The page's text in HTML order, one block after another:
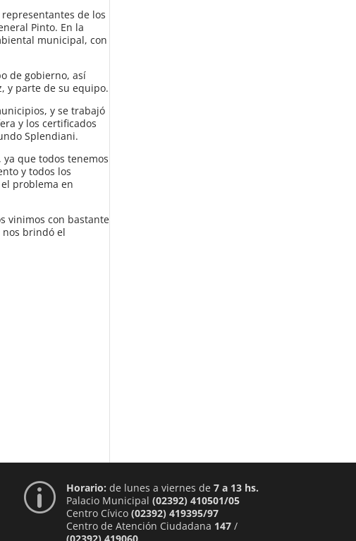
de los
Pinto. En la
municipal, con
de gobierno, así
y parte de su equipo.
y se trabajó
y los certificados
Splendiani.
que todos tenemos
y todos los
problema en
vinimos con bastante
brindó el
p Horario: de lunes a viernes de 7 a 13 hs.
Palacio Municipal (02392) 410501/05
Centro Cívico (02392) 419395/97
Centro de Atención Ciudadana 147/